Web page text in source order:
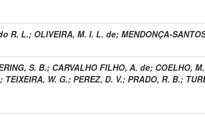
R. L.; OLIVEIRA, M. I. L. de; MENDONÇA-
S. B.; CARVALHO FILHO, A. de; COELHO,
; TEIXEIRA, W. G.; PEREZ, D. V.; PRADO, R. B.;